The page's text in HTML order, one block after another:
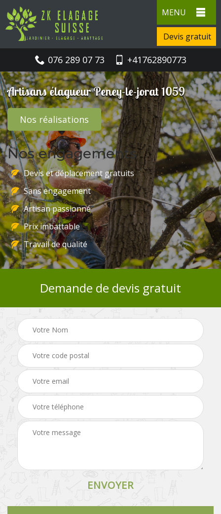
MENU
Devis gratuit
076 289 07 73 +41762890773
Artisans élagueur Peney-le-jorat 1059
Nos réalisations
Nos engagements
Devis et déplacement gratuits
Sans engagement
Artisan passionné
Prix imbattable
Travail de qualité
Demande de devis gratuit